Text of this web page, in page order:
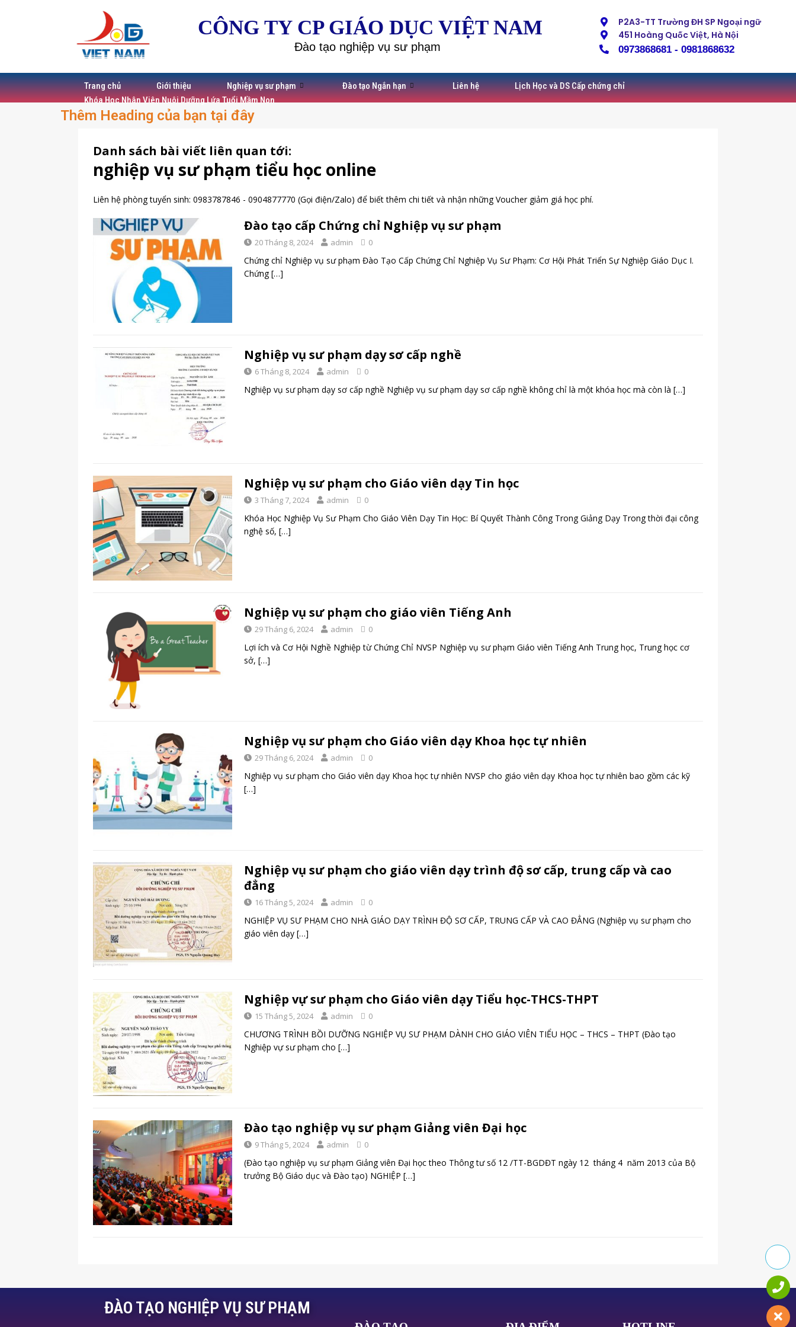
CÔNG TY CP GIÁO DỤC VIỆT NAM
Đào tạo nghiệp vụ sư phạm
P2A3-TT Trường ĐH SP Ngoại ngữ
451 Hoàng Quốc Việt, Hà Nội
0973868681 - 0981868632
Trang chủ Giới thiệu Nghiệp vụ sư phạm Đào tạo Ngắn hạn Liên hệ
Lịch Học và DS Cấp chứng chỉ
Khóa Học Nhân Viên Nuôi Dưỡng Lứa Tuổi Mầm Non
Thêm Heading của bạn tại đây
Danh sách bài viết liên quan tới:
nghiệp vụ sư phạm tiểu học online
Liên hệ phòng tuyển sinh: 0983787846 - 0904877770 (Gọi điện/Zalo) để biết thêm chi tiết và nhận những Voucher giảm giá học phí.
Đào tạo cấp Chứng chỉ Nghiệp vụ sư phạm
20 Tháng 8, 2024 admin 0
Chứng chỉ Nghiệp vụ sư phạm Đào Tạo Cấp Chứng Chỉ Nghiệp Vụ Sư Phạm: Cơ Hội Phát Triển Sự Nghiệp Giáo Dục I.
Chứng[…]
Nghiệp vụ sư phạm dạy sơ cấp nghề
6 Tháng 8, 2024 admin 0
Nghiệp vụ sư phạm dạy sơ cấp nghề Nghiệp vụ sư phạm dạy sơ cấp nghề không chỉ là một khóa học mà còn là […]
Nghiệp vụ sư phạm cho Giáo viên dạy Tin học
3 Tháng 7, 2024 admin 0
Khóa Học Nghiệp Vụ Sư Phạm Cho Giáo Viên Dạy Tin Học: Bí Quyết Thành Công Trong Giảng Dạy Trong thời đại công
nghệ số, […]
Nghiệp vụ sư phạm cho giáo viên Tiếng Anh
29 Tháng 6, 2024 admin 0
Lợi ích và Cơ Hội Nghề Nghiệp từ Chứng Chỉ NVSP Nghiệp vụ sư phạm Giáo viên Tiếng Anh Trung học, Trung học cơ
sở, […]
Nghiệp vụ sư phạm cho Giáo viên dạy Khoa học tự nhiên
29 Tháng 6, 2024 admin 0
Nghiệp vụ sư phạm cho Giáo viên dạy Khoa học tự nhiên NVSP cho giáo viên dạy Khoa học tự nhiên bao gồm các kỹ
[…]
Nghiệp vụ sư phạm cho giáo viên dạy trình độ sơ cấp, trung cấp và cao
đẳng
16 Tháng 5, 2024 admin 0
NGHIỆP VỤ SƯ PHẠM CHO NHÀ GIÁO DẠY TRÌNH ĐỘ SƠ CẤP, TRUNG CẤP VÀ CAO ĐẲNG (Nghiệp vụ sư phạm cho
giáo viên dạy […]
Nghiệp vự sư phạm cho Giáo viên dạy Tiểu học-THCS-THPT
15 Tháng 5, 2024 admin 0
CHƯƠNG TRÌNH BỒI DƯỠNG NGHIỆP VỤ SƯ PHẠM DÀNH CHO GIÁO VIÊN TIỂU HỌC – THCS – THPT (Đào tạo
Nghiệp vự sư phạm cho […]
Đào tạo nghiệp vụ sư phạm Giảng viên Đại học
9 Tháng 5, 2024 admin 0
(Đào tạo nghiệp vụ sư phạm Giảng viên Đại học theo Thông tư số 12 /TT-BGDĐT ngày 12 tháng 4 năm 2013 của Bộ
trưởng Bộ Giáo dục và Đào tạo) NGHIỆP […]
ĐÀO TẠO NGHIỆP VỤ SƯ PHẠM